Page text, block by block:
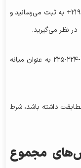
پس شما در یک سایت شرط خود را بیشتر از ۲۱۹.۵+ به ثبت می‌رسانید و
با توجه به مقادیر بالا اعداد ۲۲۰-۲۲۱-۲۲۲-۲۲۳-۲۲۴-۲۲۵ به عنوان میانه
مطابقت داشته باشد، شرط
مجموع